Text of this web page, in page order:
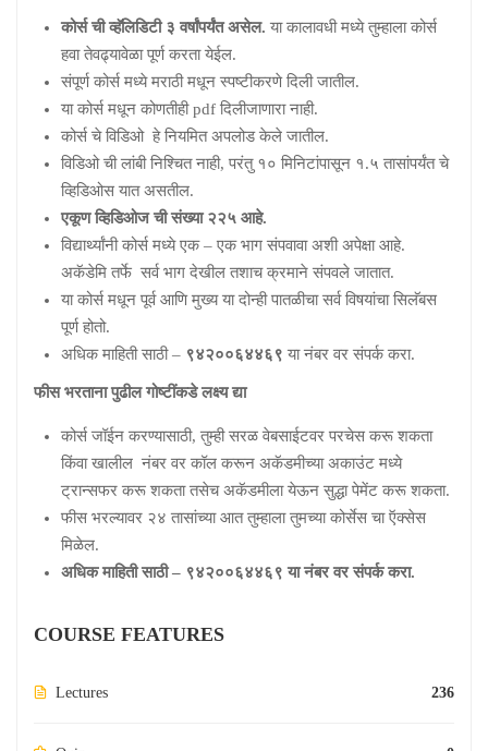
कोर्स ची व्हॅलिडिटी ३ वर्षांपर्यंत असेल. या कालावधी मध्ये तुम्हाला कोर्स
हवा तेवढ्यावेळा पूर्ण करता येईल.
संपूर्ण कोर्स मध्ये मराठी मधून स्पष्टीकरणे दिली जातील.
या कोर्स मधून कोणतीही pdf दिलीजाणारा नाही.
कोर्स चे विडिओ हे नियमित अपलोड केले जातील.
विडिओ ची लांबी निश्चित नाही, परंतु १० मिनिटांपासून १.५ तासांपर्यंत चे
व्हिडिओस यात असतील.
एकूण व्हिडिओज ची संख्या २२५ आहे.
विद्यार्थ्यांनी कोर्स मध्ये एक – एक भाग संपवावा अशी अपेक्षा आहे.
अकॅडेमि तर्फे सर्व भाग देखील तशाच क्रमाने संपवले जातात.
या कोर्स मधून पूर्व आणि मुख्य या दोन्ही पातळीचा सर्व विषयांचा सिलॅबस
पूर्ण होतो.
अधिक माहिती साठी – ९४२००६४४६९ या नंबर वर संपर्क करा.
फीस भरताना पुढील गोष्टींकडे लक्ष्य द्या
कोर्स जॉईन करण्यासाठी, तुम्ही सरळ वेबसाईटवर परचेस करू शकता
किंवा खालील नंबर वर कॉल करून अकॅडमीच्या अकाउंट मध्ये
ट्रान्सफर करू शकता तसेच अकॅडमीला येऊन सुद्धा पेमेंट करू शकता.
फीस भरल्यावर २४ तासांच्या आत तुम्हाला तुमच्या कोर्सेस चा ऍक्सेस
मिळेल.
अधिक माहिती साठी – ९४२००६४४६९ या नंबर वर संपर्क करा.
COURSE FEATURES
Lectures 236